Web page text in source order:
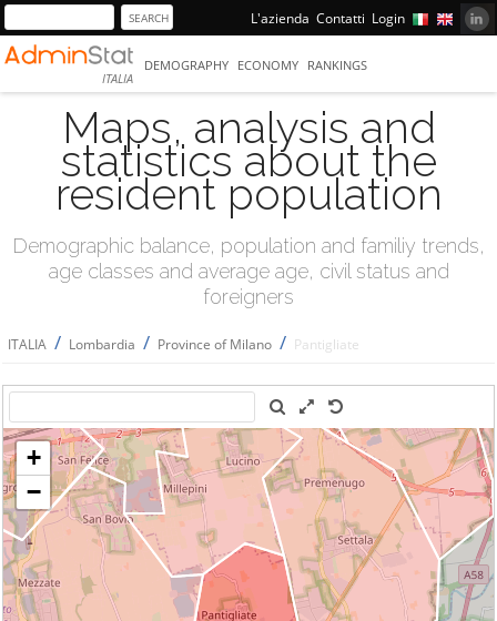
L'azienda Contatti Login
ITALIA
DEMOGRAPHY ECONOMY RANKINGS
Maps, analysis and
statistics about the
resident population
Demographic balance, population and familiy trends,
age classes and average age, civil status and
foreigners
ITALIA / Lombardia / Province of Milano / Pantigliate